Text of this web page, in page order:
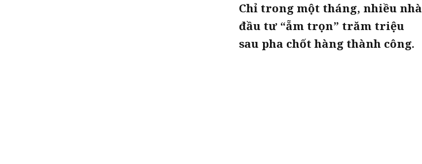
Chỉ trong một tháng, nhiều nhà
đầu tư “ẵm trọn” trăm triệu
sau pha chốt hàng thành công.